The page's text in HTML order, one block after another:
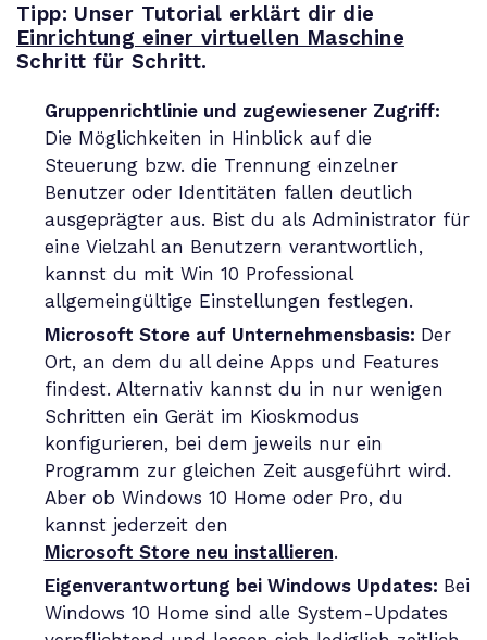
Tipp: Unser Tutorial erklärt dir die
Einrichtung einer virtuellen Maschine
Schritt für Schritt.
Gruppenrichtlinie und zugewiesener Zugriff:
Die Möglichkeiten in Hinblick auf die
Steuerung bzw. die Trennung einzelner
Benutzer oder Identitäten fallen deutlich
ausgeprägter aus. Bist du als Administrator für
eine Vielzahl an Benutzern verantwortlich,
kannst du mit Win 10 Professional
allgemeingültige Einstellungen festlegen.
Microsoft Store auf Unternehmensbasis: Der
Ort, an dem du all deine Apps und Features
findest. Alternativ kannst du in nur wenigen
Schritten ein Gerät im Kioskmodus
konfigurieren, bei dem jeweils nur ein
Programm zur gleichen Zeit ausgeführt wird.
Aber ob Windows 10 Home oder Pro, du
kannst jederzeit den
Microsoft Store neu installieren.
Eigenverantwortung bei Windows Updates: Bei
Windows 10 Home sind alle System-Updates